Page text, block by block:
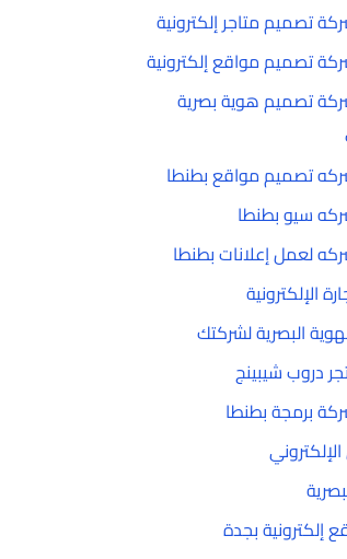
تصميم متاجر إلكترونية
تصميم مواقع إلكترونية
تصميم هوية بصرية
تصميم مواقع بطنطا
سيو بطنطا
لعمل إعلانات بطنطا
الإلكترونية
البصرية لشركتك
دروب شيبينج
برمجة بطنطا
إلكترونية بجدة